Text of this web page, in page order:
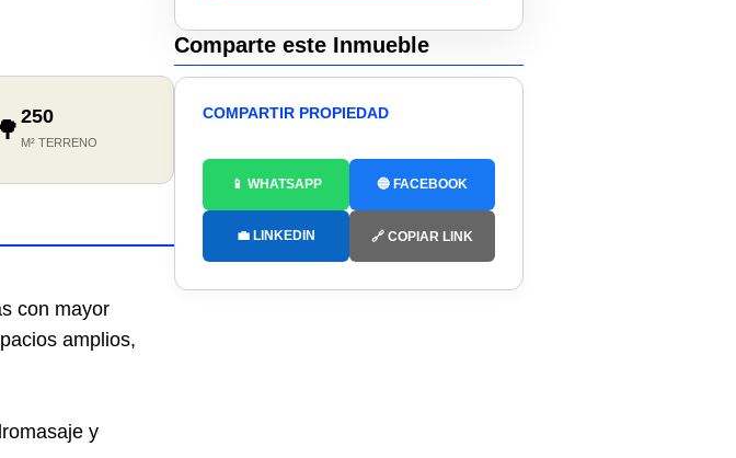
🌳250
M² TERRENO
con mayor
amplios,
y
Comparte este Inmueble
COMPARTIR PROPIEDAD
📱 WHATSAPP 🔵 FACEBOOK
💼 LINKEDIN 🔗 COPIAR LINK